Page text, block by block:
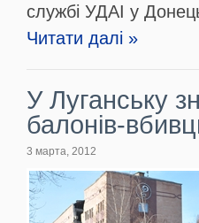
службі УДАІ у
Читати далі »
У Луганську
балонів-
3 марта, 2012